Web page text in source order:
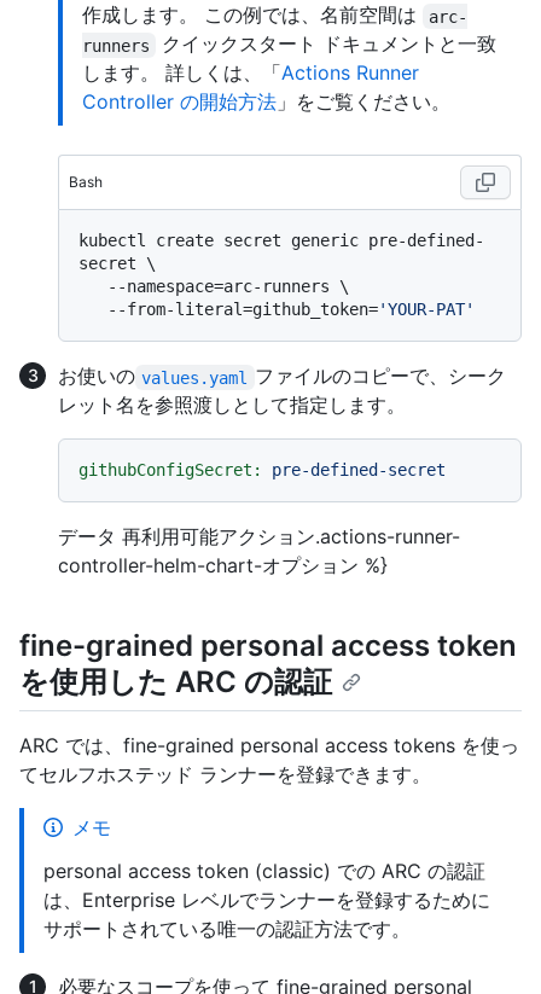
作成します。 この例では、名前空間は
arc-
runners
クイックスタート ドキュメントと一致
します。 詳しくは、「Actions Runner
Controller の開始方法 」をご覧ください。
Bash
kubectl create secret generic pre-defined-
secret \
   --from-literal=github_token=
'YOUR-PAT'
お使いの values.yaml
ファイルのコピーで、シーク
レット名を参照渡しとして指定します。
githubConfigSecret: pre-defined-secret
データ 再利用可能アクション.actions-runner-
controller-helm-chart-オプション %}
fine-grained personal access token
を使用した ARC の認証
ARC では、fine-grained personal access tokens を使っ
てセルフホステッド ランナーを登録できます。
メモ
personal access token (classic) での ARC の認証
は、Enterprise レベルでランナーを登録するために
サポートされている唯一の認証方法です。
必要なスコープを使って fine-grained personal